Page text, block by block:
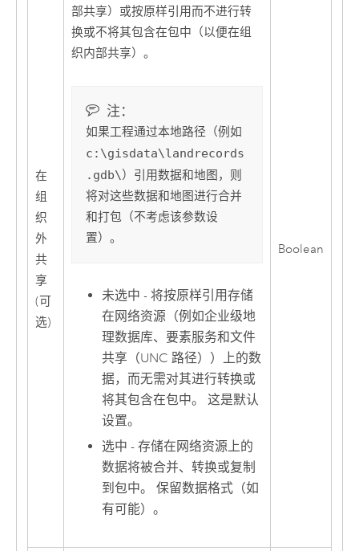
在
组
织
外
共
享
(可
选)
部共享）或按原样引用而不进行转
换或不将其包含在包中（以便在组
织内部共享）。
注：
如果工程通过本地路径（例如
c:\gisdata\landrecords
.gdb\）引用数据和地图，则
将对这些数据和地图进行合并
和打包（不考虑该参数设
置）。
未选中 - 将按原样引用存储
在网络资源（例如企业级地
理数据库、要素服务和文件
共享（UNC 路径））上的数
据，而无需对其进行转换或
将其包含在包中。 这是默认
设置。
选中 - 存储在网络资源上的
数据将被合并、转换或复制
到包中。 保留数据格式（如
有可能）。
Boolean